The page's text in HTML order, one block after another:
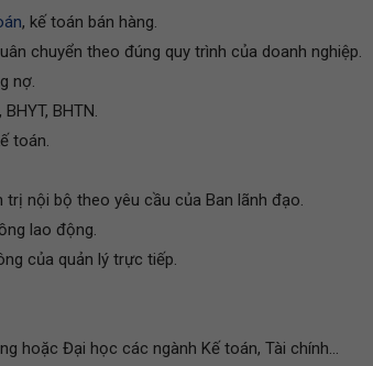
, kế toán bán hàng.
chuyển theo đúng quy trình của doanh nghiệp.
nợ.
BHTN.
toán.
nội bộ theo yêu cầu của Ban lãnh đạo.
lao động.
của quản lý trực tiếp.
hoặc Đại học các ngành Kế toán, Tài chính...